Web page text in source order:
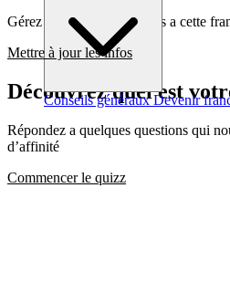
Conseils généraux Devenir
Gérez les informations liées a cette
Mettre à jour les infos
Découvrez quel est
Répondez a quelques questions qui
d’affinité
Commencer le quizz